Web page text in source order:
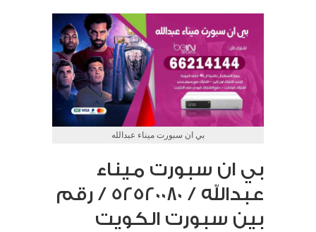
بي ان سبورت ميناء عبدالله
بي ان سبورت ميناء
عبدالله / 52520080 / رقم
بين سبورت الكويت